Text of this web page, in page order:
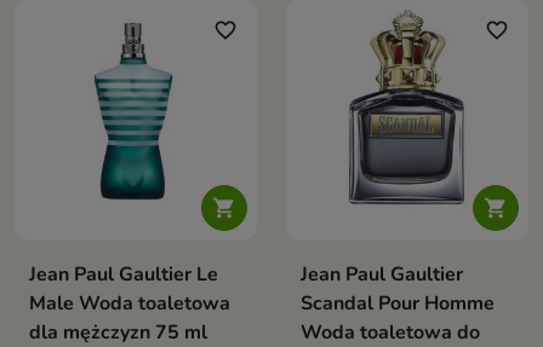

favorite_border
Jean Paul Gaultier Le
Male Woda toaletowa
dla mężczyzn 75 ml

favorite_border
Jean Paul Gaultier
Scandal Pour Homme
Woda toaletowa do